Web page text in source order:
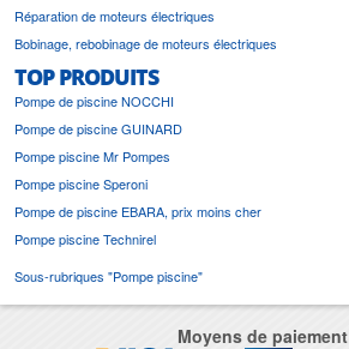
Réparation de moteurs électriques
Bobinage, rebobinage de moteurs électriques
TOP PRODUITS
Pompe de piscine NOCCHI
Pompe de piscine GUINARD
Pompe piscine Mr Pompes
Pompe piscine Speroni
Pompe de piscine EBARA, prix moins cher
Pompe piscine Technirel
Sous-rubriques "Pompe piscine"
Moyens de paiement